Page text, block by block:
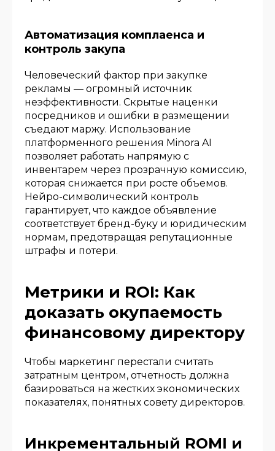
Автоматизация комплаенса и
контроль закупа
Человеческий фактор при закупке
рекламы — огромный источник
неэффективности. Скрытые наценки
посредников и ошибки в размещении
съедают маржу. Использование
платформенного решения Minora AI
позволяет работать напрямую с
инвентарем через прозрачную комиссию,
которая снижается при росте объемов.
Нейро-символический контроль
гарантирует, что каждое объявление
соответствует бренд-буку и юридическим
нормам, предотвращая репутационные
штрафы и потери.
Метрики и ROI: Как
доказать окупаемость
финансовому директору
Чтобы маркетинг перестали считать
затратным центром, отчетность должна
базироваться на жестких экономических
показателях, понятных совету директоров.
Инкрементальный ROMI и